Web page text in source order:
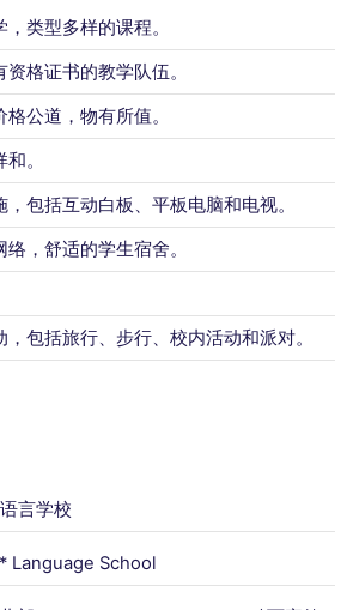
类型多样的课程。
格证书的教学队伍。
公道，物有所值。
。
包括互动白板、平板电脑和电视。
，舒适的学生宿舍。
包括旅行、步行、校内活动和派对。
言学校
Language School